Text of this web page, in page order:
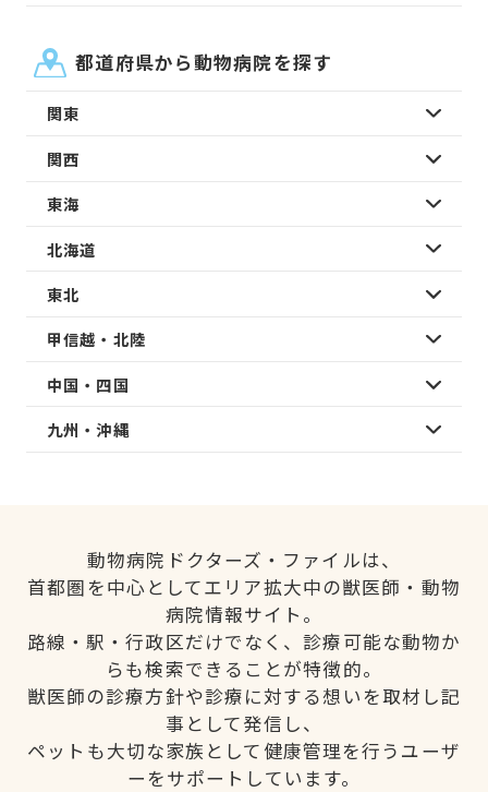
都道府県から動物病院を探す
関東
関西
東海
北海道
東北
甲信越・北陸
中国・四国
九州・沖縄
動物病院ドクターズ・ファイルは、
首都圏を中心としてエリア拡大中の獣医師・動物
病院情報サイト。
路線・駅・行政区だけでなく、診療可能な動物か
らも検索できることが特徴的。
獣医師の診療方針や診療に対する想いを取材し記
事として発信し、
ペットも大切な家族として健康管理を行うユーザ
ーをサポートしています。